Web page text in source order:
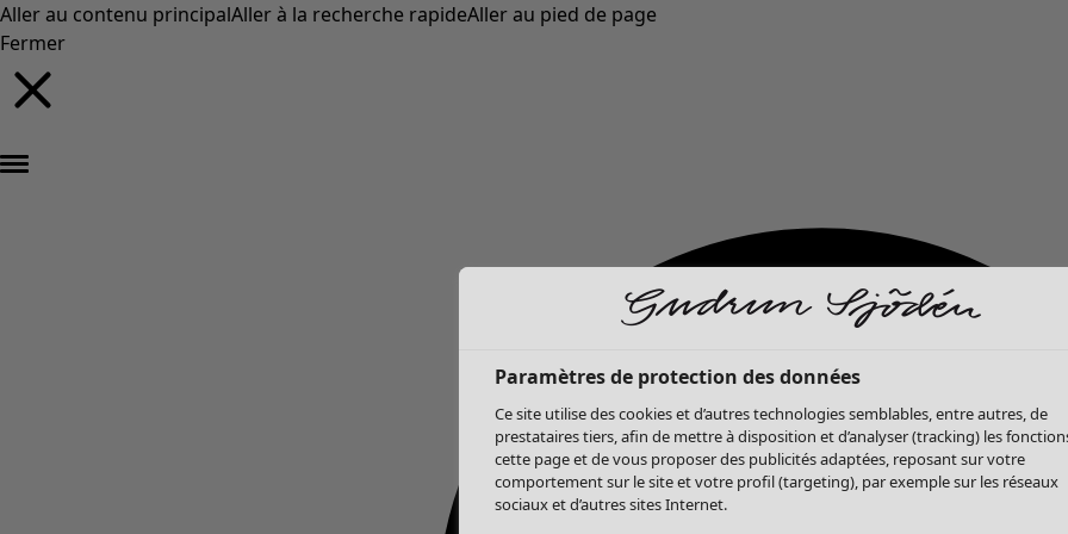
Aller au contenu principalAller à la recherche rapideAller au pied de page
Fermer
Paramètres de protection des données
Ce site utilise des cookies et d’autres technologies semblables, entre autres, de
prestataires tiers, afin de mettre à disposition et d’analyser (tracking) les
cette page et de vous proposer des publicités adaptées, reposant sur votre
comportement sur le site et votre profil (targeting), par exemple sur les réseaux
sociaux et d’autres sites Internet.